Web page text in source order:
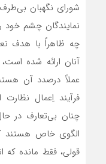
شوراي نگهبان
نمايندگان چشم خود
چه ظاهراً با هدف
آنان ارائه شده
عملاً درصدد آن
فرآیند اِعمال
چنان بی‌‌تعارف در
الگوی خاص هستند
قولی، فقط مانده که